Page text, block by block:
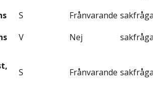
S Frånvarande
V Nej
S Frånvarande